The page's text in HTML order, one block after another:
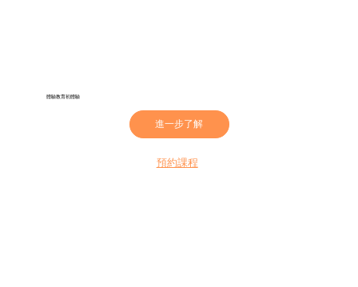
​體驗教育初體驗
進一步了解
預約課程